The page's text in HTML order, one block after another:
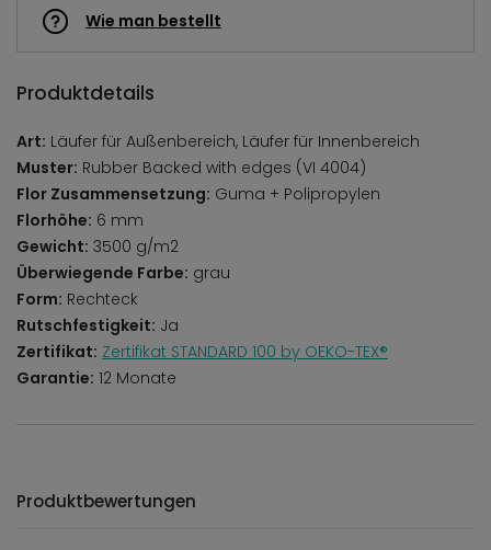
Wie man bestellt
Produktdetails
Art: Läufer für Außenbereich, Läufer für Innenbereich
Muster: Rubber Backed with edges (VI 4004)
Flor Zusammensetzung: Guma + Polipropylen
Florhöhe: 6 mm
Gewicht: 3500 g/m2
Überwiegende Farbe: grau
Form: Rechteck
Rutschfestigkeit: Ja
Zertifikat: Zertifikat STANDARD 100 by OEKO-TEX®
Garantie: 12 Monate
Produktbewertungen